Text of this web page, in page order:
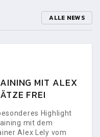
ALLE NEWS
MIT ALEX
FREI
Highlight
mit dem
Alex Lely vom